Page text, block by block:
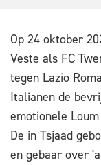
Op 24 oktober
Veste als FC
tegen Lazio
Italianen de
emotionele
De in Tsjaad
en gebaar over